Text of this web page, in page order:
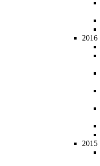
2016
2015